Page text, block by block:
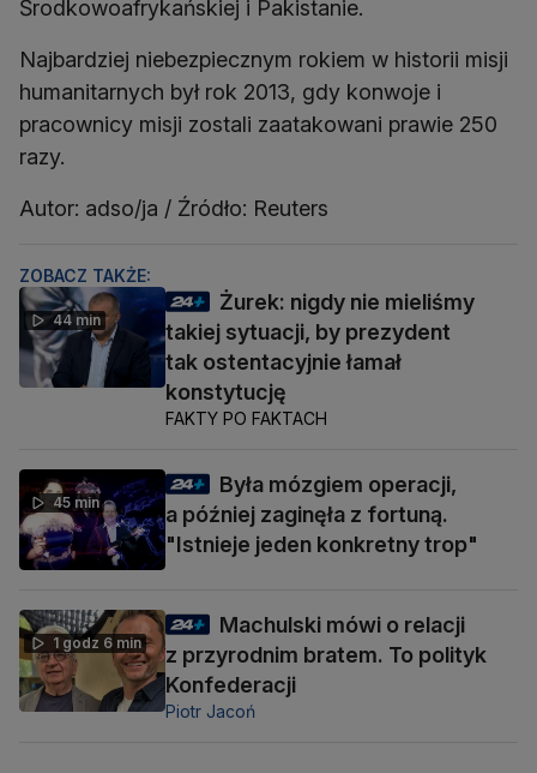
Środkowoafrykańskiej i Pakistanie.
Najbardziej niebezpiecznym rokiem w historii misji
humanitarnych był rok 2013, gdy konwoje i
pracownicy misji zostali zaatakowani prawie 250
razy.
Autor: adso/ja / Źródło: Reuters
ZOBACZ TAKŻE:
44 min
Żurek: nigdy nie mieliśmy
takiej sytuacji, by prezydent
tak ostentacyjnie łamał
konstytucję
FAKTY PO FAKTACH
45 min
Była mózgiem operacji,
a później zaginęła z fortuną.
"Istnieje jeden konkretny trop"
1 godz 6 min
Machulski mówi o relacji
z przyrodnim bratem. To polityk
Konfederacji
Piotr Jacoń